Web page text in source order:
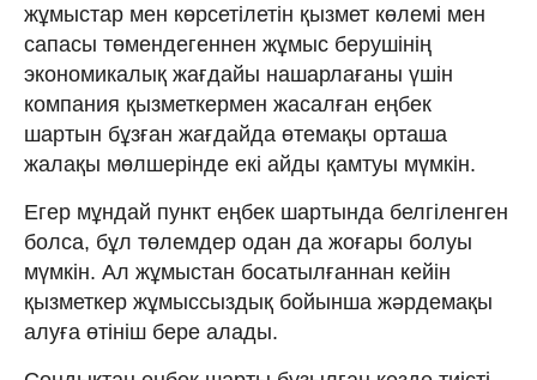
жұмыстар мен көрсетiлетiн қызмет көлемі мен
сапасы төмендегеннен жұмыс берушінің
экономикалық жағдайы нашарлағаны үшін
компания қызметкермен жасалған еңбек
шартын бұзған жағдайда өтемақы орташа
жалақы мөлшерінде екі айды қамтуы мүмкін.
Егер мұндай пункт еңбек шартында белгіленген
болса, бұл төлемдер одан да жоғары болуы
мүмкін. Ал жұмыстан босатылғаннан кейін
қызметкер жұмыссыздық бойынша жәрдемақы
алуға өтініш бере алады.